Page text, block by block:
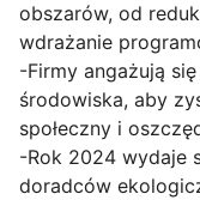
obszarów, od
wdrażanie
-Firmy angażują
środowiska, aby
społeczny i
-Rok 2024 wydaje
doradców